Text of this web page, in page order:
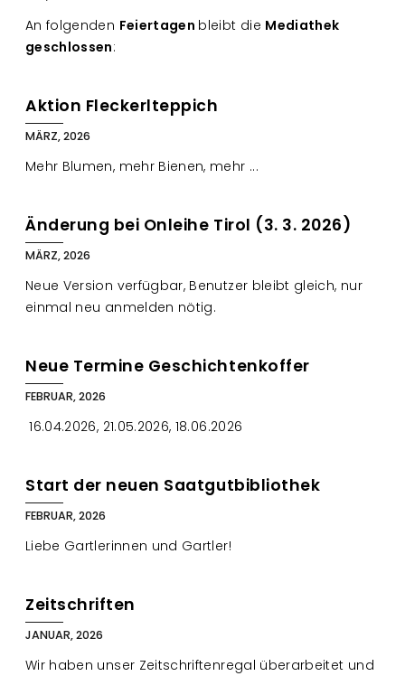
An folgenden Feiertagen bleibt die Mediathek
geschlossen:
Aktion Fleckerlteppich
MÄRZ, 2026
Mehr Blumen, mehr Bienen, mehr ...
Änderung bei Onleihe Tirol (3. 3. 2026)
MÄRZ, 2026
Neue Version verfügbar, Benutzer bleibt gleich, nur
einmal neu anmelden nötig.
Neue Termine Geschichtenkoffer
FEBRUAR, 2026
16.04.2026, 21.05.2026, 18.06.2026
Start der neuen Saatgutbibliothek
FEBRUAR, 2026
Liebe Gartlerinnen und Gartler!
Zeitschriften
JANUAR, 2026
Wir haben unser Zeitschriftenregal überarbeitet und